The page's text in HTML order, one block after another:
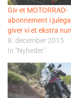
Giv et MOTORRAD-
abonnement i
giver vi et ekstra
8. december 2015
In "Nyheder"